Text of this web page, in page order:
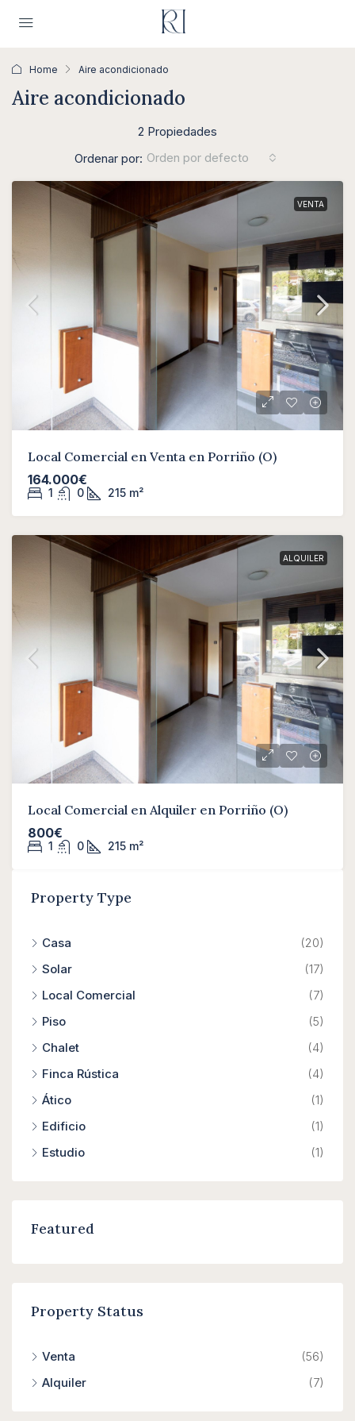
Home Aire acondicionado
Aire acondicionado
2 Propiedades
Ordenar por: Orden por defecto
VENTA
Local Comercial en Venta en Porriño (O)
164.000€
1 0 215 m²
ALQUILER
Local Comercial en Alquiler en Porriño (O)
800€
1 0 215 m²
Property Type
Casa
(20)
Solar
(17)
Local Comercial
(7)
Piso
(5)
Chalet
(4)
Finca Rústica
(4)
Ático
(1)
Edificio
(1)
Estudio
(1)
Featured
Property Status
Venta
(56)
Alquiler
(7)